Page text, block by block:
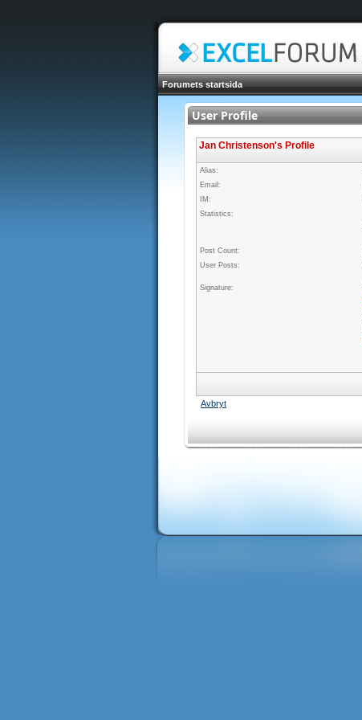
Forumets startsida
User Profile
Jan Christenson's Profile
Alias:
Email:
IM:
Statistics:
Post Count:
User Posts:
Signature:
Avbryt